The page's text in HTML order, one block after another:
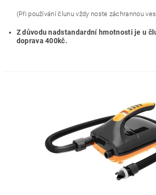
(Při používání člunu vždy noste záchrannou
Z důvodu nadstandardní hmotnosti je u
doprava 400kč.